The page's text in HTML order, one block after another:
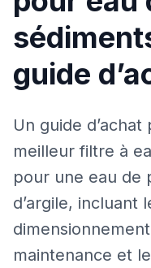
guide
Un guide
meilleur filtre à
pour une eau de
d’argile, incluant
maintenance et